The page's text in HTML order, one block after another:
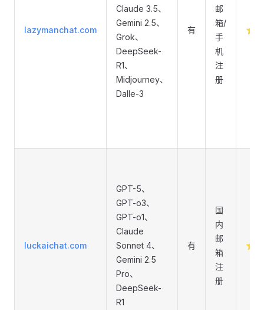
lazymanchat.com
Claude 3.5、
Gemini 2.5、
Grok、
DeepSeek-
R1、
Midjourney、
Dalle-3
有
邮
箱/
手
机
注
册
luckaichat.com
GPT-5、
GPT-o3、
GPT-o1、
Claude
Sonnet 4、
Gemini 2.5
Pro、
DeepSeek-
R1
有
国
内
邮
箱
注
册